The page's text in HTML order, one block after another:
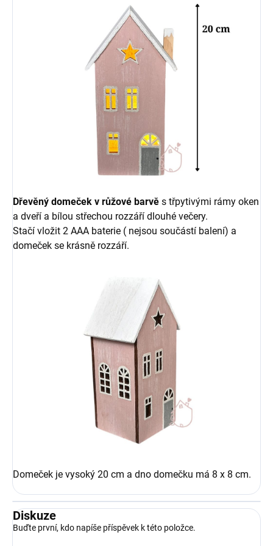
Dřevěný domeček v růžové barvě s třpytivými rámy oken
a dveří a bílou střechou rozzáří dlouhé večery.
Stačí vložit 2 AAA baterie ( nejsou součástí balení) a
domeček se krásně rozzáří.
Domeček je vysoký 20 cm a dno domečku má 8 x 8 cm.
Diskuze
Buďte první, kdo napíše příspěvek k této položce.